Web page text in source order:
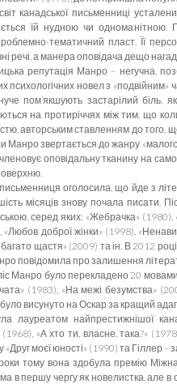
канадської письменниці
їй нудною чи
тематичний пласт. Її
речі, а манера оповідача дещо
репутація Манро – негучна,
психологічних новел з «подвійним»
пом’якшують застарілий біль,
на протиріччях між тим, що
авторським ставленням до того,
Манро звертається до жанру
оповідальну тканину на
оголосила, що йде з
місяців знову почала писати.
серед яких: «Жебрачка»
«Любов доброї жінки» (1998),
щастя» (2009) та ін. В 2012
нро повідомила про залишення лі
Манро було перекладено 20
(1983), «Намежі безумства»
висунуто на Оскар за кращий
лауреатом найпрестижнішої
(1968), «А хто ти, власне, така?»
«Друг моєї юності» (1990) та Гіллер
тому вона здобула премію
в першу чергу як новелистка, але в